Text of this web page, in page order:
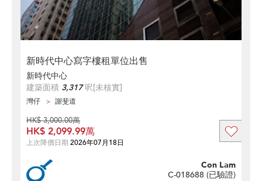
新時代中心寫字樓租單位出售
新時代中心
建築面積 3,317呎[未核實]
灣仔 謝斐道
Con Lam
C-018688 (已驗證)
HK$ 3,000.00萬
HK$ 2,099.99萬
上次降價日期 2026年07月18日